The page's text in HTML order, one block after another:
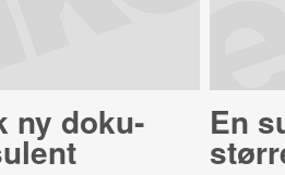
ny do­ku­ En